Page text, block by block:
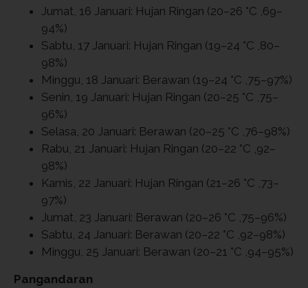
Jumat, 16 Januari: Hujan Ringan (20–26 °C ,69–
94%)
Sabtu, 17 Januari: Hujan Ringan (19–24 °C ,80–
98%)
Minggu, 18 Januari: Berawan (19–24 °C ,75–97%)
Senin, 19 Januari: Hujan Ringan (20–25 °C ,75–
96%)
Selasa, 20 Januari: Berawan (20–25 °C ,76–98%)
Rabu, 21 Januari: Hujan Ringan (20–22 °C ,92–
98%)
Kamis, 22 Januari: Hujan Ringan (21–26 °C ,73–
97%)
Jumat, 23 Januari: Berawan (20–26 °C ,75–96%)
Sabtu, 24 Januari: Berawan (20–22 °C ,92–98%)
Minggu, 25 Januari: Berawan (20–21 °C ,94–95%)
Pangandaran